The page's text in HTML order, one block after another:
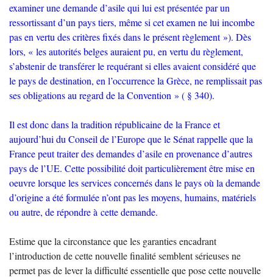
examiner une demande d’asile qui lui est présentée par un
ressortissant d’un pays tiers, même si cet examen ne lui incombe
pas en vertu des critères fixés dans le présent règlement »). Dès
lors, « les autorités belges auraient pu, en vertu du règlement,
s’abstenir de transférer le requérant si elles avaient considéré que
le pays de destination, en l’occurrence la Grèce, ne remplissait pas
ses obligations au regard de la Convention » ( § 340).
Il est donc dans la tradition républicaine de la France et
aujourd’hui du Conseil de l’Europe que le Sénat rappelle que la
France peut traiter des demandes d’asile en provenance d’autres
pays de l’UE. Cette possibilité doit particulièrement être mise en
oeuvre lorsque les services concernés dans le pays où la demande
d’origine a été formulée n’ont pas les moyens, humains, matériels
ou autre, de répondre à cette demande.
Estime que la circonstance que les garanties encadrant
l’introduction de cette nouvelle finalité semblent sérieuses ne
permet pas de lever la difficulté essentielle que pose cette nouvelle